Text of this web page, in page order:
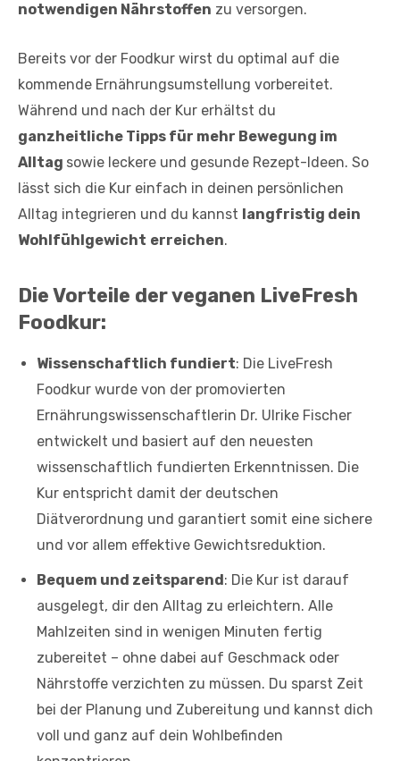
notwendigen Nährstoffen zu versorgen.
Bereits vor der Foodkur wirst du optimal auf die
kommende Ernährungsumstellung vorbereitet.
Während und nach der Kur erhältst du
ganzheitliche Tipps für mehr Bewegung im
Alltag sowie leckere und gesunde Rezept-Ideen. So
lässt sich die Kur einfach in deinen persönlichen
Alltag integrieren und du kannst langfristig dein
Wohlfühlgewicht erreichen.
Die Vorteile der veganen LiveFresh
Foodkur:
Wissenschaftlich fundiert: Die LiveFresh
Foodkur wurde von der promovierten
Ernährungswissenschaftlerin Dr. Ulrike Fischer
entwickelt und basiert auf den neuesten
wissenschaftlich fundierten Erkenntnissen. Die
Kur entspricht damit der deutschen
Diätverordnung und garantiert somit eine sichere
und vor allem effektive Gewichtsreduktion.
Bequem und zeitsparend: Die Kur ist darauf
ausgelegt, dir den Alltag zu erleichtern. Alle
Mahlzeiten sind in wenigen Minuten fertig
zubereitet – ohne dabei auf Geschmack oder
Nährstoffe verzichten zu müssen. Du sparst Zeit
bei der Planung und Zubereitung und kannst dich
voll und ganz auf dein Wohlbefinden